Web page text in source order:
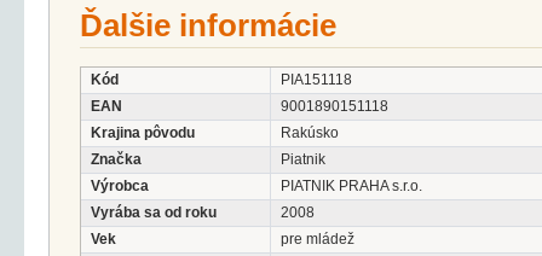
Ďalšie informácie
Kód
PIA151118
EAN
9001890151118
Krajina pôvodu
Rakúsko
Značka
Piatnik
Výrobca
PIATNIK PRAHA s.r.o.
Vyrába sa od roku
2008
Vek
pre mládež